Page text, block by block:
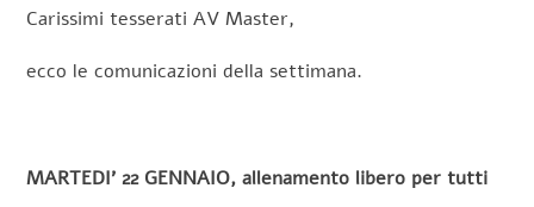
Carissimi tesserati AV Master,
ecco le comunicazioni della settimana.
MARTEDI’ 22 GENNAIO, allenamento libero per tutti